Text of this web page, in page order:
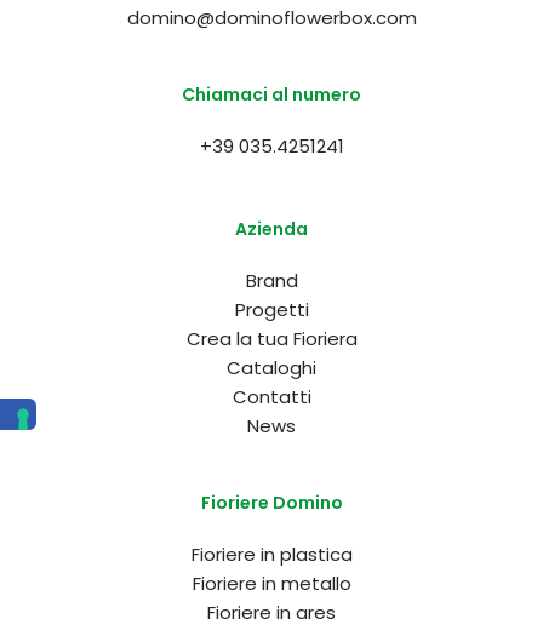
domino@dominoflowerbox.com
Chiamaci al numero
+39 035.4251241
Azienda
Brand
Progetti
Crea la tua Fioriera
Cataloghi
Contatti
News
Fioriere Domino
Fioriere in plastica
Fioriere in metallo
Fioriere in gres